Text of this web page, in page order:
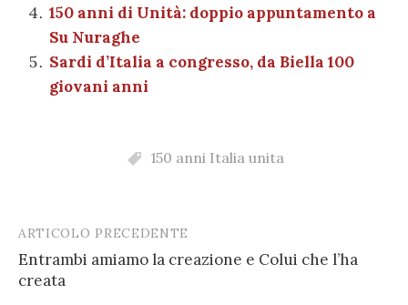
150 anni di Unità: doppio appuntamento a
Su Nuraghe
Sardi d’Italia a congresso, da Biella 100
giovani anni
150 anni Italia unita
Post
navigation
ARTICOLO PRECEDENTE
Entrambi amiamo la creazione e Colui che l’ha
creata